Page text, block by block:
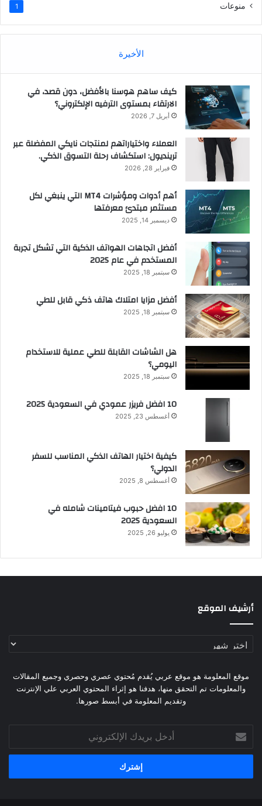
منوعات 1
الأخيرة
كيف ساهم هوسنا بالأفضل، دون قصد، في
الارتقاء بمستوى الترفيه الإلكتروني؟
أبريل 7, 2026
العملاء واختياراتهم لمنتجات نايكي المفضلة عبر
ترينديول: استكشاف رحلة التسوق الذكي.
فبراير 28, 2026
أهم أدوات ومؤشرات MT4 التي ينبغي لكل
مستثمر مبتدئ معرفتها
ديسمبر 14, 2025
أفضل اتجاهات الهواتف الذكية التي تشكل تجربة
المستخدم في عام 2025
سبتمبر 18, 2025
أفضل مزايا امتلاك هاتف ذكي قابل للطي
سبتمبر 18, 2025
هل الشاشات القابلة للطي عملية للاستخدام
اليومي؟
سبتمبر 18, 2025
10 افضل فريزر عمودي​ في السعودية​ 2025
أغسطس 23, 2025
كيفية اختيار الهاتف الذكي المناسب للسفر
الدولي؟
أغسطس 8, 2025
10 افضل حبوب فيتامينات شامله​ في
السعودية 2025
يوليو 26, 2025
أرشيف الموقع
أرشيف
موقع المعلومة هو موقع عربي يُقدم مُحتوي عصري وحصري وجميع المقالات
والمعلومات تم التحقق منها، هدفنا هو إثراء المحتوي العربي علي الإنترنت
وتقديم المعلومة في أبسط صورها.
بريدك
الإلكتروني